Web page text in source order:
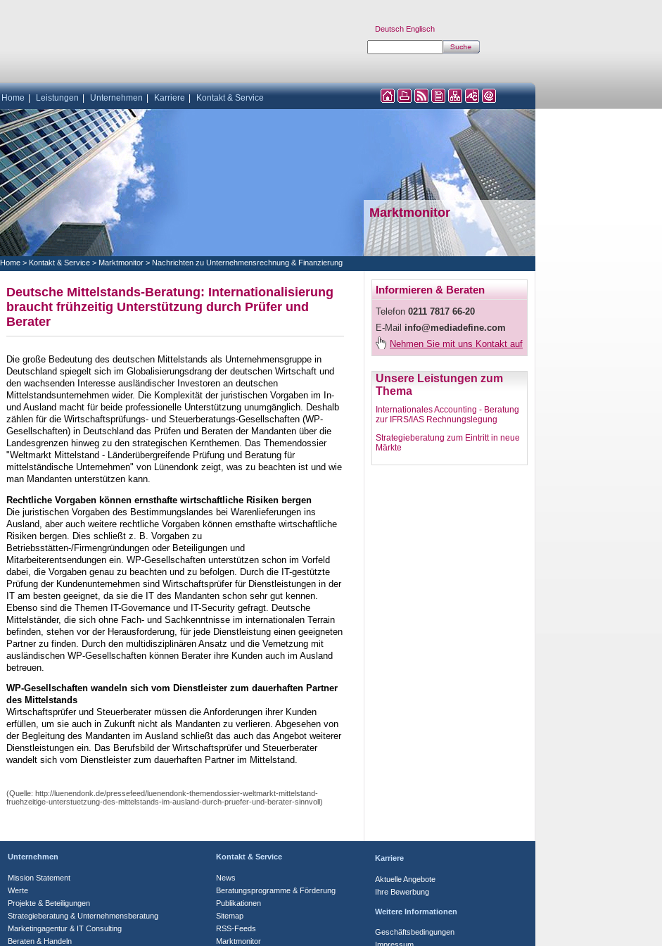
Home Leistungen Unternehmen Karriere Kontakt & Service
Deutsch Englisch
Home > Kontakt & Service > Marktmonitor > Nachrichten zu Unternehmensrechnung & Finanzierung
Marktmonitor
Unsere Leistungen zum
Thema
Internationales Accounting - Beratung
zur IFRS/IAS Rechnungslegung
Strategieberatung zum Eintritt in neue
Märkte
Deutsche Mittelstands-Beratung: Internationalisierung
braucht frühzeitig Unterstützung durch Prüfer und
Berater
Die große Bedeutung des deutschen Mittelstands als Unternehmensgruppe in
Deutschland spiegelt sich im Globalisierungsdrang der deutschen Wirtschaft und
den wachsenden Interesse ausländischer Investoren an deutschen
Mittelstandsunternehmen wider. Die Komplexität der juristischen Vorgaben im In-
und Ausland macht für beide professionelle Unterstützung unumgänglich. Deshalb
zählen für die Wirtschaftsprüfungs- und Steuerberatungs-Gesellschaften (WP-
Gesellschaften) in Deutschland das Prüfen und Beraten der Mandanten über die
Landesgrenzen hinweg zu den strategischen Kernthemen. Das Themendossier
"Weltmarkt Mittelstand - Länderübergreifende Prüfung und Beratung für
mittelständische Unternehmen" von Lünendonk zeigt, was zu beachten ist und wie
man Mandanten unterstützen kann.
Rechtliche Vorgaben können ernsthafte wirtschaftliche Risiken bergen
Die juristischen Vorgaben des Bestimmungslandes bei Warenlieferungen ins
Ausland, aber auch weitere rechtliche Vorgaben können ernsthafte wirtschaftliche
Risiken bergen. Dies schließt z. B. Vorgaben zu
Betriebsstätten-/Firmengründungen oder Beteiligungen und
Mitarbeiterentsendungen ein. WP-Gesellschaften unterstützen schon im Vorfeld
dabei, die Vorgaben genau zu beachten und zu befolgen. Durch die IT-gestützte
Prüfung der Kundenunternehmen sind Wirtschaftsprüfer für Dienstleistungen in der
IT am besten geeignet, da sie die IT des Mandanten schon sehr gut kennen.
Ebenso sind die Themen IT-Governance und IT-Security gefragt. Deutsche
Mittelständer, die sich ohne Fach- und Sachkenntnisse im internationalen Terrain
befinden, stehen vor der Herausforderung, für jede Dienstleistung einen geeigneten
Partner zu finden. Durch den multidisziplinären Ansatz und die Vernetzung mit
ausländischen WP-Gesellschaften können Berater ihre Kunden auch im Ausland
betreuen.
WP-Gesellschaften wandeln sich vom Dienstleister zum dauerhaften Partner
des Mittelstands
Wirtschaftsprüfer und Steuerberater müssen die Anforderungen ihrer Kunden
erfüllen, um sie auch in Zukunft nicht als Mandanten zu verlieren. Abgesehen von
der Begleitung des Mandanten im Ausland schließt das auch das Angebot weiterer
Dienstleistungen ein. Das Berufsbild der Wirtschaftsprüfer und Steuerberater
wandelt sich vom Dienstleister zum dauerhaften Partner im Mittelstand.
(Quelle: http://luenendonk.de/pressefeed/luenendonk-themendossier-weltmarkt-mittelstand-
fruehzeitige-unterstuetzung-des-mittelstands-im-ausland-durch-pruefer-und-berater-sinnvoll)
Informieren & Beraten
Telefon 0211 7817 66-20
E-Mail info@mediadefine.com
Nehmen Sie mit uns Kontakt auf
Unternehmen
Mission Statement
Werte
Projekte & Beteiligungen
Strategieberatung & Unternehmensberatung
Marketingagentur & IT Consulting
Beraten & Handeln
Kontakt & Service
News
Beratungsprogramme & Förderung
Publikationen
Sitemap
RSS-Feeds
Marktmonitor
Karriere
Aktuelle Angebote
Ihre Bewerbung
Weitere Informationen
Geschäftsbedingungen